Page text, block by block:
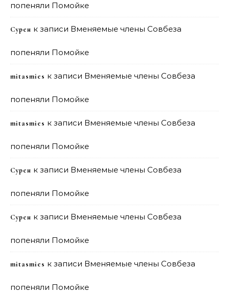
попеняли Помойке
Сурен к записи Вменяемые члены Совбеза
попеняли Помойке
mitasmies к записи Вменяемые члены Совбеза
попеняли Помойке
mitasmies к записи Вменяемые члены Совбеза
попеняли Помойке
Сурен к записи Вменяемые члены Совбеза
попеняли Помойке
Сурен к записи Вменяемые члены Совбеза
попеняли Помойке
mitasmies к записи Вменяемые члены Совбеза
попеняли Помойке